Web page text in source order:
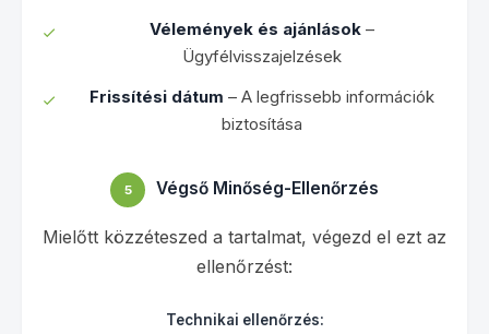
Vélemények és ajánlások –
Ügyfélvisszajelzések
Frissítési dátum – A legfrissebb információk
biztosítása
5 Végső Minőség-Ellenőrzés
Mielőtt közzéteszed a tartalmat, végezd el ezt az
ellenőrzést:
Technikai ellenőrzés: